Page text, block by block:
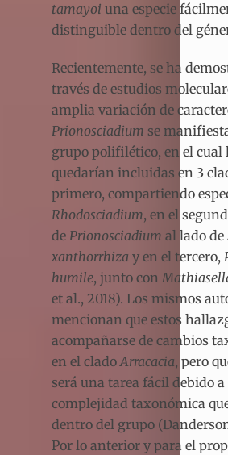
tamayoi una especie
distinguible dentro del
Recientemente, se ha
través de estudios
amplia variación de
Prionosciadium se
grupo polifilético, en el cual
quedarían incluidas en 3
primero, compartiendo
Rhodosciadium, en el
de Prionosciadium al lado de
xanthorrhiza y en el tercero,
humile, junto con
et al., 2018). Los mismos
mencionan que estos
acompañarse de cambios
en el cladoArracacia, pero
será una tarea fácil debido a
complejidad taxonómica
dentro del grupo
Por lo anterior y para el